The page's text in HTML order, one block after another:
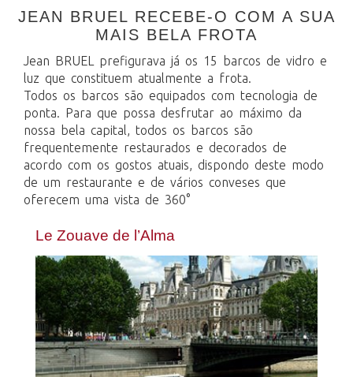
JEAN BRUEL RECEBE-O COM A SUA
MAIS BELA FROTA
Jean BRUEL prefigurava já os 15 barcos de vidro e
luz que constituem atualmente a frota.
Todos os barcos são equipados com tecnologia de
ponta. Para que possa desfrutar ao máximo da
nossa bela capital, todos os barcos são
frequentemente restaurados e decorados de
acordo com os gostos atuais, dispondo deste modo
de um restaurante e de vários conveses que
oferecem uma vista de 360°
Le Zouave de l’Alma